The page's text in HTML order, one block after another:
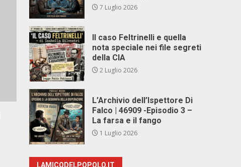
7 Luglio 2026
Il caso Feltrinelli e quella
nota speciale nei file segreti
della CIA
2 Luglio 2026
L’Archivio dell’Ispettore Di
Falco | 46909 -Episodio 3 –
La farsa e il fango
1 Luglio 2026
LAMICODELPOPOLO.IT